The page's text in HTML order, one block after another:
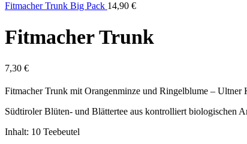
Fitmacher Trunk Big Pack 14,90 €
Fitmacher Trunk
7,30 €
Fitmacher Trunk mit Orangenminze und Ringelblume – Ultner
Südtiroler Blüten- und Blättertee aus kontrolliert biologischen
Inhalt: 10 Teebeutel